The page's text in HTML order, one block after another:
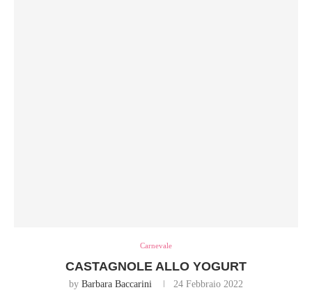
Carnevale
CASTAGNOLE ALLO YOGURT
by Barbara Baccarini 24 Febbraio 2022